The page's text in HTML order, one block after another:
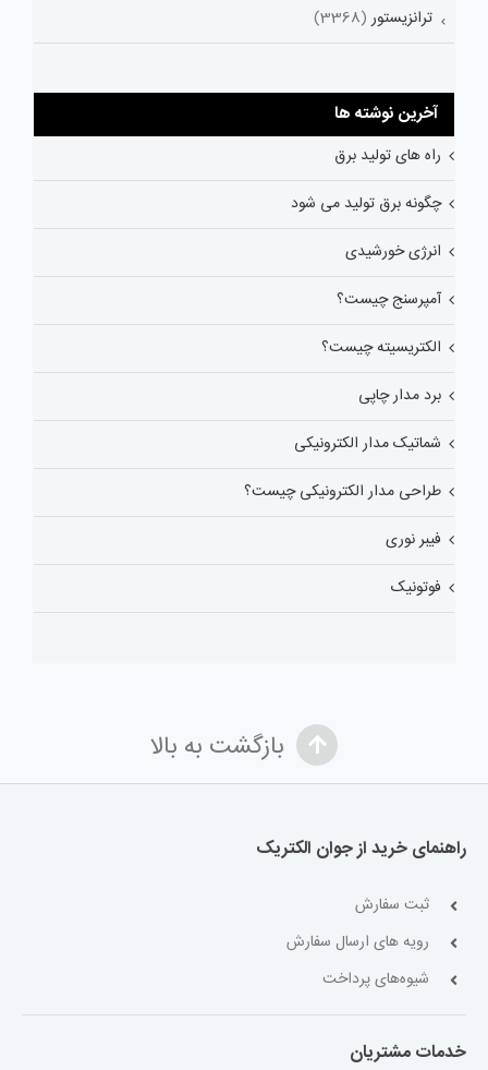
ترانزیستور (3368)
آخرین نوشته ها
راه های تولید برق
چگونه برق تولید می شود
انرژی خورشیدی
آمپرسنج چیست؟
الکتریسیته چیست؟
برد مدار چاپی
شماتیک مدار الکترونیکی
طراحی مدار الکترونیکی چیست؟
فیبر نوری
فوتونیک
بازگشت به بالا
راهنمای خرید از جوان الکتریک
ثبت سفارش
رویه های ارسال سفارش
شیوه‌های پرداخت
خدمات مشتریان